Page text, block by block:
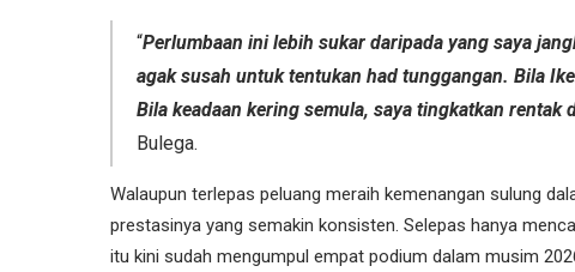
“Perlumbaan ini lebih sukar daripada yang saya
agak susah untuk tentukan had tunggangan. Bila
Bila keadaan kering semula, saya tingkatkan rentak
Bulega.
Walaupun terlepas peluang meraih kemenangan sulung
prestasinya yang semakin konsisten. Selepas hanya
itu kini sudah mengumpul empat podium dalam musim